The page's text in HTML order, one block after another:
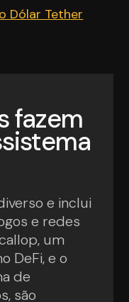
Dólar Tether
fazem
e inclui
e redes
um
DeFi, e o
de
são